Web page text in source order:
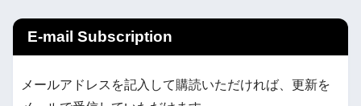
E-mail Subscription
メールアドレスを記入して購読いただければ、更新を